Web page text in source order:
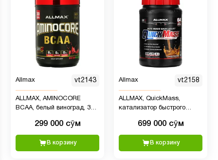
Allmax vt2143
ALLMAX, AMINOCORE
BCAA, белый виноград, 315
299 000 сӯм
В корзину
Allmax vt2158
ALLMAX, QuickMass,
катализатор быстрого
арахисовая паста, 1,59 кг
(3,5 фунта)
699 000 сӯм
В корзину